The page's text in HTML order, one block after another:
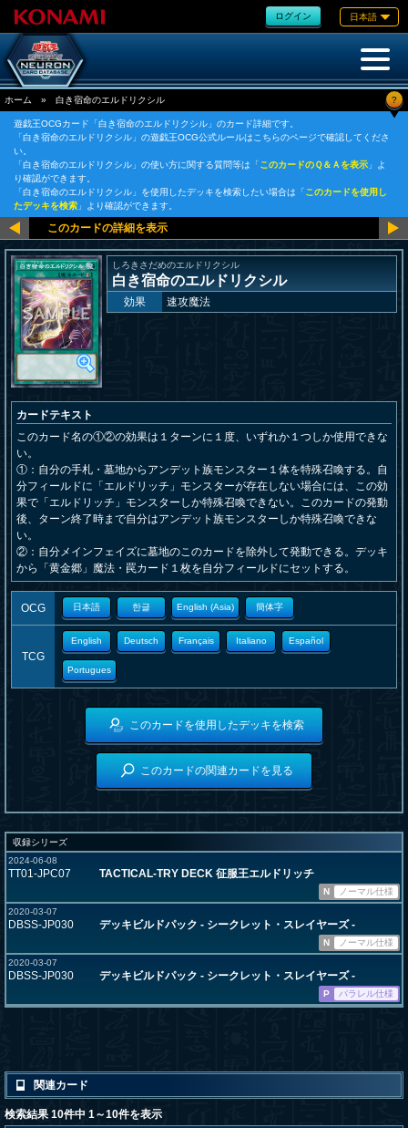
ログイン 日本語
ホーム » 白き宿命のエルドリクシル ?
遊戯王OCGカード「白き宿命のエルドリクシル」のカード詳細です。
「白き宿命のエルドリクシル」の遊戯王OCG公式ルールはこちらのページで確認してくださ
い。
「白き宿命のエルドリクシル」の使い方に関する質問等は「このカードのＱ＆Ａを表示 」よ
り確認ができます。
「白き宿命のエルドリクシル」を使用したデッキを検索したい場合は「このカードを使用し
たデッキを検索 」より確認ができます。
しろきさだめのエルドリクシル
白き宿命のエルドリクシル
効果 速攻魔法
カードテキスト
このカード名の①②の効果は１ターンに１度、いずれか１つしか使用できな
い。
①：自分の手札・墓地からアンデット族モンスター１体を特殊召喚する。自
分フィールドに「エルドリッチ」モンスターが存在しない場合には、この効
果で「エルドリッチ」モンスターしか特殊召喚できない。このカードの発動
後、ターン終了時まで自分はアンデット族モンスターしか特殊召喚できな
い。
②：自分メインフェイズに墓地のこのカードを除外して発動できる。デッキ
から「黄金郷」魔法・罠カード１枚を自分フィールドにセットする。
OCG 日本語 한글 English (Asia) 簡体字
TCG
English Deutsch Français Italiano Español
Portugues
このカードを使用したデッキを検索
このカードの関連カードを見る
収録シリーズ
2024-06-08
TT01-JPC07 TACTICAL-TRY DECK 征服王エルドリッチ
N
ノーマル仕様
2020-03-07
DBSS-JP030 デッキビルドパック - シークレット・スレイヤーズ -
N
ノーマル仕様
2020-03-07
DBSS-JP030 デッキビルドパック - シークレット・スレイヤーズ -
P パラレル仕様
関連カード
検索結果 10件中 1～10件を表示